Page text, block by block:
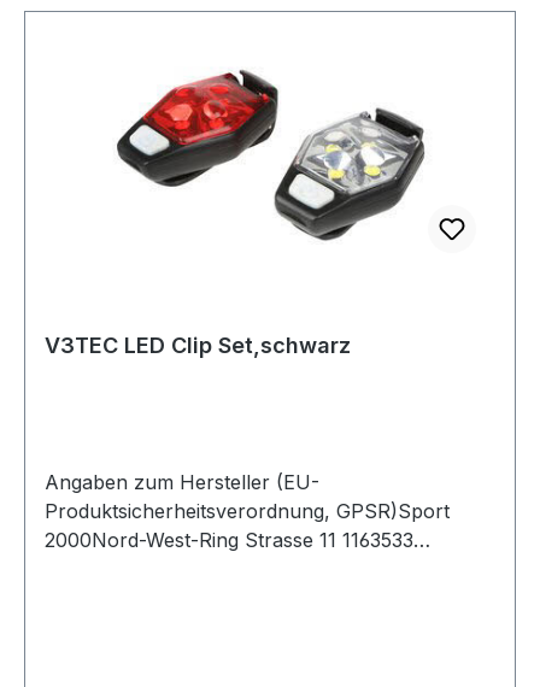
V3TEC LED Clip Set,schwarz
Angaben zum Hersteller (EU-
Produktsicherheitsverordnung, GPSR)Sport
2000Nord-West-Ring Strasse 11 1163533